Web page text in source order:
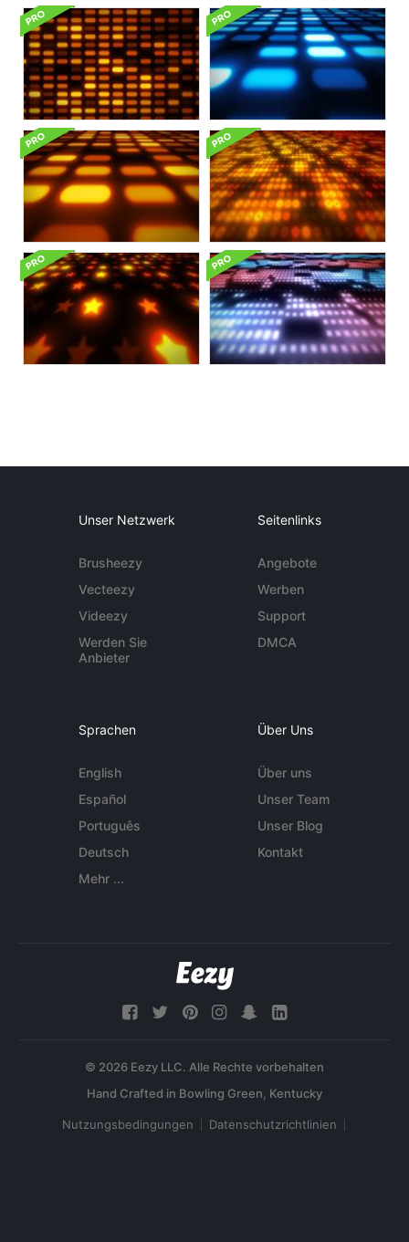
Unser Netzwerk
Brusheezy
Vecteezy
Videezy
Werden Sie
Anbieter
Seitenlinks
Angebote
Werben
Support
DMCA
Sprachen
English
Español
Português
Deutsch
Mehr ...
Über Uns
Über uns
Unser Team
Unser Blog
Kontakt
© 2026 Eezy LLC. Alle Rechte vorbehalten
Nutzungsbedingungen Datenschutzrichtlinien